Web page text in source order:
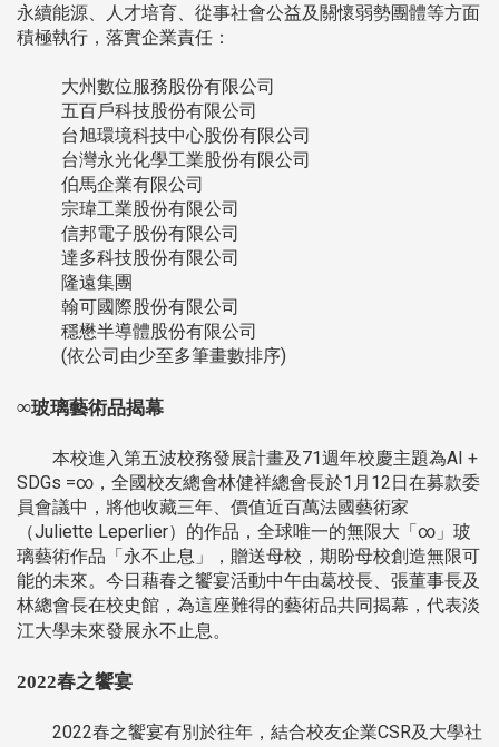
永續能源、人才培育、從事社會公益及關懷弱勢團體等方面
積極執行，落實企業責任：
大州數位服務股份有限公司
五百戶科技股份有限公司
台旭環境科技中心股份有限公司
台灣永光化學工業股份有限公司
伯馬企業有限公司
宗瑋工業股份有限公司
信邦電子股份有限公司
達多科技股份有限公司
隆遠集團
翰可國際股份有限公司
穩懋半導體股份有限公司
(依公司由少至多筆畫數排序)
∞玻璃藝術品揭幕
本校進入第五波校務發展計畫及71週年校慶主題為AI +
SDGs =∞，全國校友總會林健祥總會長於1月12日在募款委
員會議中，將他收藏三年、價值近百萬法國藝術家
（Juliette Leperlier）的作品，全球唯一的無限大「∞」玻
璃藝術作品「永不止息」，贈送母校，期盼母校創造無限可
能的未來。今日藉春之饗宴活動中午由葛校長、張董事長及
林總會長在校史館，為這座難得的藝術品共同揭幕，代表淡
江大學未來發展永不止息。
2022春之饗宴
2022春之饗宴有別於往年，結合校友企業CSR及大學社